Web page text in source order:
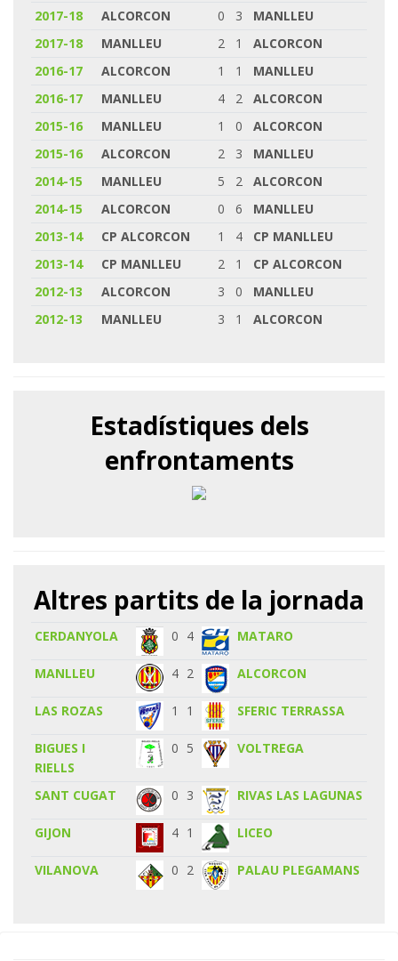
2017-18 ALCORCON 0 3
MANLLEU
2017-18
MANLLEU 2 1
ALCORCON
2016-17
ALCORCON 1 1
MANLLEU
2016-17
MANLLEU 4 2
ALCORCON
2015-16
MANLLEU 1 0
ALCORCON
2015-16
ALCORCON 2 3
MANLLEU
2014-15
MANLLEU 5 2
ALCORCON
2014-15
ALCORCON 0 6
MANLLEU
2013-14
CP ALCORCON 1 4
CP MANLLEU
2013-14
CP MANLLEU 2 1
CP ALCORCON
2012-13
ALCORCON 3 0
MANLLEU
2012-13
MANLLEU 3 1 ALCORCON
Estadístiques dels
enfrontaments
Altres partits de la jornada
CERDANYOLA 0 4 MATARO
MANLLEU 4 2 ALCORCON
LAS ROZAS 1 1 SFERIC TERRASSA
BIGUES I
RIELLS
0 5 VOLTREGA
SANT CUGAT 0 3 RIVAS LAS LAGUNAS
GIJON 4 1 LICEO
VILANOVA 0 2 PALAU PLEGAMANS